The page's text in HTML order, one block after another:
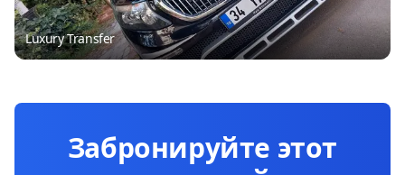
Luxury Transfer
Забронируйте этот